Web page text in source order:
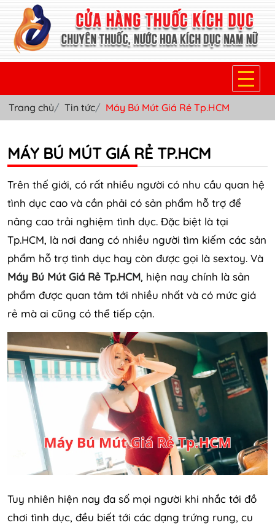
TRANG CHỦ
THUỐC NƯỚC KÍCH DỤC NAM
THUỐC VIÊN KÍCH DỤC NAM
SẢN PHẨM KHÁC
TIN TỨC & BLOG
Trang chủ Tin tức Máy Bú Mút Giá Rẻ Tp.HCM
MÁY BÚ MÚT GIÁ RẺ TP.HCM
Trên thế giới, có rất nhiều người có nhu cầu quan hệ
tình dục cao và cần phải có sản phẩm hỗ trợ để
nâng cao trải nghiệm tình dục. Đặc biệt là tại
Tp.HCM, là nơi đang có nhiều người tìm kiếm các sản
phẩm hỗ trợ tình dục hay còn được gọi là sextoy. Và
Máy Bú Mút Giá Rẻ Tp.HCM, hiện nay chính là sản
phẩm được quan tâm tới nhiều nhất và có mức giá
rẻ mà ai cũng có thể tiếp cận.
Tuy nhiên hiện nay đa số mọi người khi nhắc tới đồ
chơi tình dục, đều biết tới các dạng trứng rung, cu